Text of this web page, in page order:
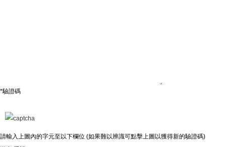
*驗證碼
請輸入上圖內的字元至以下欄位 (如果難以辨識可點擊上圖以獲得新的驗證碼)